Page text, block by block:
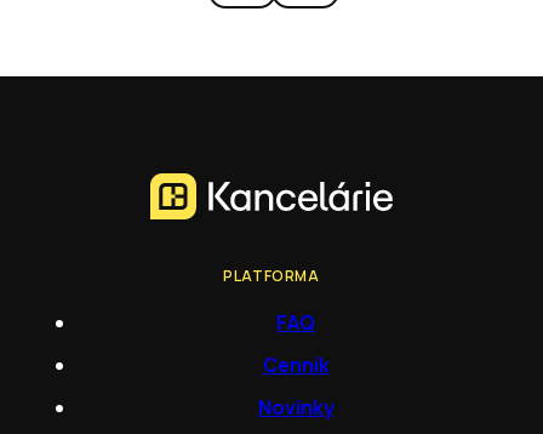
PLATFORMA
FAQ
Cenník
Novinky